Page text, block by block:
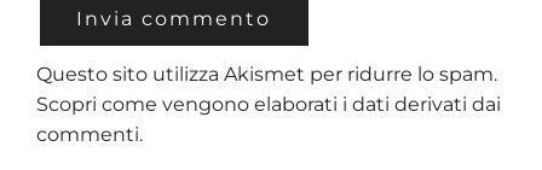
Questo sito utilizza Akismet per ridurre lo spam.
Scopri come vengono elaborati i dati derivati dai
commenti.